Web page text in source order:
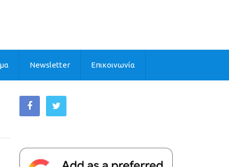
Newsletter Επικοινωνία